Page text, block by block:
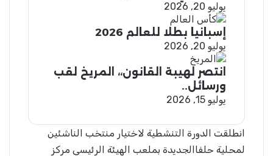
يوليو 20, 2026
إسبانيا بطلا للعالم 2026
يوليو 20, 2026
انتصر لهيبة القانون،، المريخ لقب
ورسائل..
يوليو 15, 2026
انطلقت الدورة التنشطية لاختيار منتخب الناشئين
لمحلية حلفاالجديدة بملعب الهيئة الرئيسي مركز